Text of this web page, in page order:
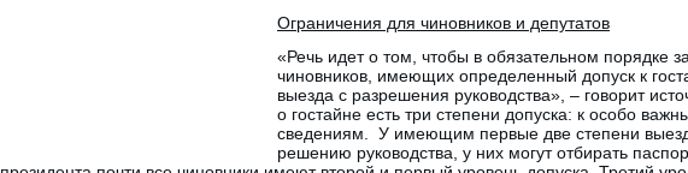
Ограничения для чиновников и депутатов
«Речь идет о том, чтобы в обязательном порядке
чиновников, имеющих определенный допуск к
выезда с разрешения руководства», – говорит
о гостайне есть три степени допуска: к особо
сведениям. У имеющим первые две степени
решению руководства, у них могут отбирать